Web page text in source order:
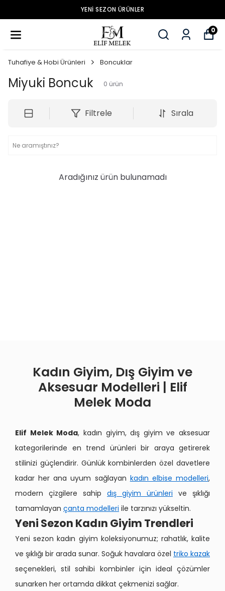
YENİ SEZON ÜRÜNLER
0
Tuhafiye & Hobi Ürünleri Boncuklar
Miyuki Boncuk 0 ürün
Filtrele Sırala
Aradığınız ürün bulunamadı
Kadın Giyim, Dış Giyim ve
Aksesuar Modelleri | Elif
Melek Moda
Elif Melek Moda, kadın giyim, dış giyim ve aksesuar
kategorilerinde en trend ürünleri bir araya getirerek
stilinizi güçlendirir. Günlük kombinlerden özel davetlere
kadar her ana uyum sağlayan kadın elbise modelleri,
modern çizgilere sahip dış giyim ürünleri ve şıklığı
tamamlayan çanta modelleri ile tarzınızı yükseltin.
Yeni Sezon Kadın Giyim Trendleri
Yeni sezon kadın giyim koleksiyonumuz; rahatlık, kalite
ve şıklığı bir arada sunar. Soğuk havalara özel triko kazak
seçenekleri, stil sahibi kombinler için ideal çözümler
sunarken her ortamda dikkat çekmenizi sağlar.